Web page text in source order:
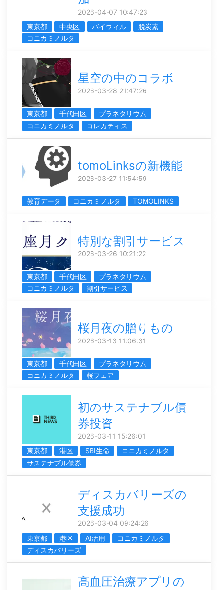
2026-04-07 10:47:23
東京都
中央区 バイウィル
脱炭素
コニカミノルタ
星空の中のコラボ
2026-03-28 21:47:26
東京都 千代田区
プラネタリウム
コニカミノルタ
コレカティス
tomoLinksの新機能
2026-03-27 11:54:59
教育データ コニカミノルタ TOMOLINKS
特別な割引サービス
2026-03-26 10:21:22
東京都 千代田区
プラネタリウム
コニカミノルタ
割引サービス
桜月夜の贈りもの
2026-03-13 11:06:31
東京都 千代田区
プラネタリウム
コニカミノルタ
桜フェア
初のサステナブル債
券投資
2026-03-11 15:26:01
東京都
港区 SBI生命
コニカミノルタ
サステナブル債券
ディスカバリーズの
支援成功
2026-03-04 09:24:26
東京都
港区 AI活用
コニカミノルタ
ディスカバリーズ
高血圧治療アプリの